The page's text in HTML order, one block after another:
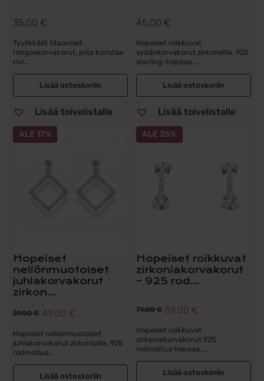
35,00 €
Tyylikkäät titaaniset
rengaskorvakorut, joita koristaa
rivi...
Lisää ostoskoriin
Lisää toivelistalle
45,00 €
Hopeiset roikkuvat
sydänkorvakorut zirkoneilla. 925
sterling-hopeaa....
Lisää ostoskoriin
Lisää toivelistalle
ALE 17%
Hopeiset
neliönmuotoiset
juhlakorvakorut
zirkon...
59,00€
Alkuperäinen
hinta
oli:
59,00 €.
49,00 €
Nykyinen
hinta
on:
49,00 €.
Hopeiset neliönmuotoiset
juhlakorvakorut zirkonioilla. 925
rodinoitua...
Lisää ostoskoriin
ALE 25%
Hopeiset roikkuvat
zirkoniakorvakorut
– 925 rod...
79,00€
Alkuperäinen
hinta
oli:
79,00 €.
59,00 €
Nykyinen
hinta
on:
59,00 €.
Hopeiset roikkuvat
zirkoniakorvakorut 925
rodinoitua hopeaa....
Lisää ostoskoriin